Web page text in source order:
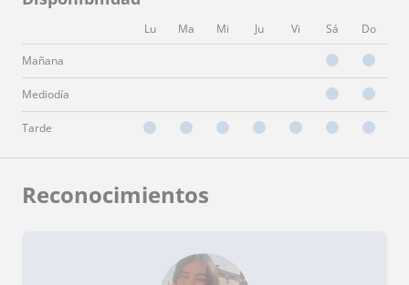
Lu Ma Mi Ju Vi Sá Do
Mañana
Mediodía
Tarde
Reconocimientos